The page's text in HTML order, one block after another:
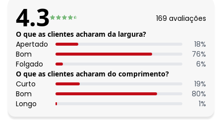
4.3 169 avaliações
O que as clientes acharam da largura?
Apertado 18%
Bom
76%
Folgado
6%
O que as clientes acharam do comprimento?
Curto 19%
Bom
80%
Longo
1%